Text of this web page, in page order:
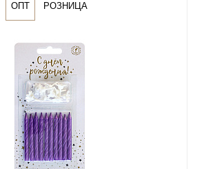
ОПТ РОЗНИЦА